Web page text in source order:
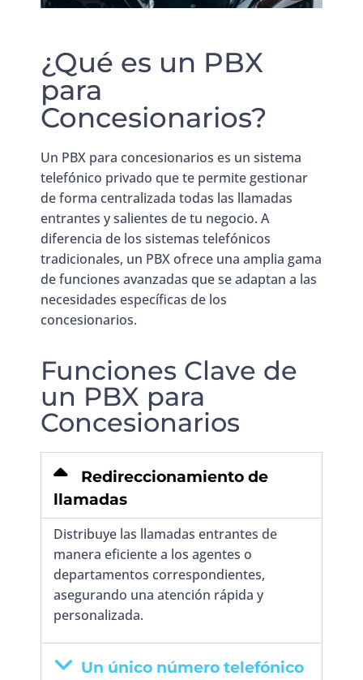
¿Qué es un PBX
para
Concesionarios?
Un PBX para concesionarios es un sistema
telefónico privado que te permite gestionar
de forma centralizada todas las llamadas
entrantes y salientes de tu negocio. A
diferencia de los sistemas telefónicos
tradicionales, un PBX ofrece una amplia gama
de funciones avanzadas que se adaptan a las
necesidades específicas de los
concesionarios.
Funciones Clave de
un PBX para
Concesionarios
Redireccionamiento de
llamadas
Distribuye las llamadas entrantes de
manera eficiente a los agentes o
departamentos correspondientes,
asegurando una atención rápida y
personalizada.
Un único número telefónico